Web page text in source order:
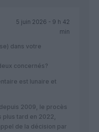
5 juin 2026 - 9 h 42
min
dans votre
concernés?
est lunaire et
2009, le procès
plus tard en 2022,
de la décision par